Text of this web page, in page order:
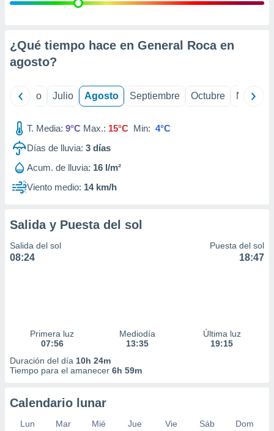
e
mediante
de
1199
¿Qué tiempo hace en General Roca en
agosto?
Junio Julio Agosto Septiembre Octubre
T. Media: 9°C Max.: 15°C Min: 4°C
Días de lluvia: 3 días
Acum. de lluvia: 16 l/m²
Viento medio: 14 km/h
Salida y Puesta del sol
Salida del sol
08:24
Puesta del sol
18:47
Primera luz
07:56
Mediodía
13:35
Última luz
19:15
Duración del día 10h 24m
Tiempo para el amanecer 6h 59m
Calendario lunar
Lun Mar Mié Jue Vie Sáb
Dom